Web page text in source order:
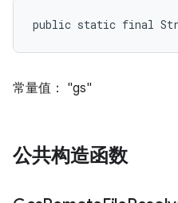
public static final
常量值： "gs"
公共构造函数